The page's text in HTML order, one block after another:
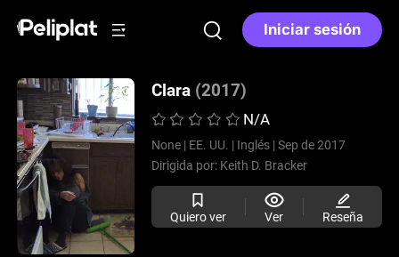
Iniciar sesión
Clara (2017)
N/A
None | EE. UU. | Inglés | Sep de 2017
Dirigida por: Keith D. Bracker
Quiero ver Ver Reseña